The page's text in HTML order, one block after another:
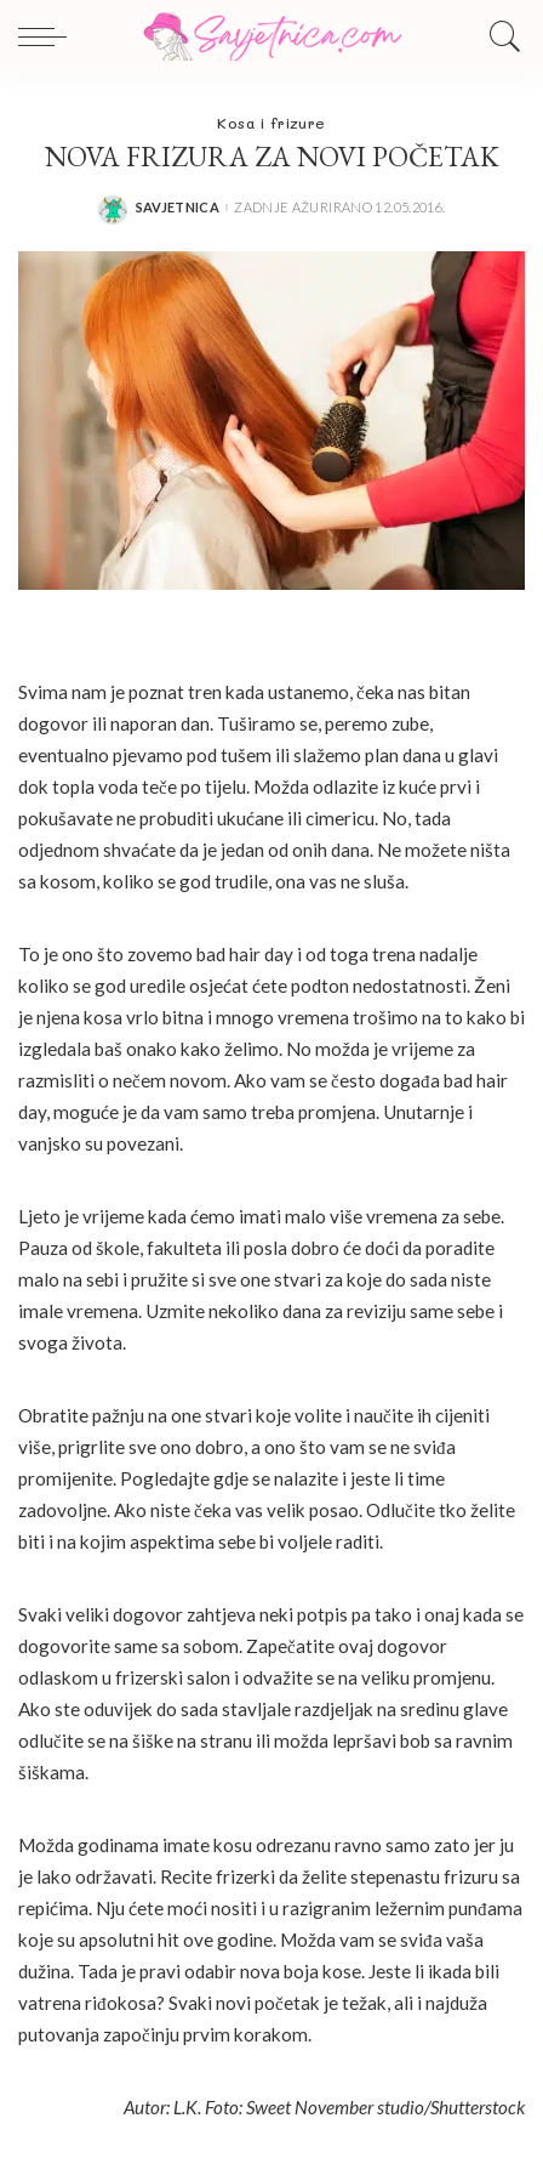
Kosa i frizure
NOVA FRIZURA ZA NOVI POČETAK
POSTED
SAVJETNICA ZADNJE AŽURIRANO 12.05.2016.
Svima nam je poznat tren kada ustanemo, čeka nas bitan
dogovor ili naporan dan. Tuširamo se, peremo zube,
eventualno pjevamo pod tušem ili slažemo plan dana u glavi
dok topla voda teče po tijelu. Možda odlazite iz kuće prvi i
pokušavate ne probuditi ukućane ili cimericu. No, tada
odjednom shvaćate da je jedan od onih dana. Ne možete ništa
sa kosom, koliko se god trudile, ona vas ne sluša.
To je ono što zovemo bad hair day i od toga trena nadalje
koliko se god uredile osjećat ćete podton nedostatnosti. Ženi
je njena kosa vrlo bitna i mnogo vremena trošimo na to kako bi
izgledala baš onako kako želimo. No možda je vrijeme za
razmisliti o nečem novom. Ako vam se često događa bad hair
day, moguće je da vam samo treba promjena. Unutarnje i
vanjsko su povezani.
Ljeto je vrijeme kada ćemo imati malo više vremena za sebe.
Pauza od škole, fakulteta ili posla dobro će doći da poradite
malo na sebi i pružite si sve one stvari za koje do sada niste
imale vremena. Uzmite nekoliko dana za reviziju same sebe i
svoga života.
Obratite pažnju na one stvari koje volite i naučite ih cijeniti
više, prigrlite sve ono dobro, a ono što vam se ne sviđa
promijenite. Pogledajte gdje se nalazite i jeste li time
zadovoljne. Ako niste čeka vas velik posao. Odlučite tko želite
biti i na kojim aspektima sebe bi voljele raditi.
Svaki veliki dogovor zahtjeva neki potpis pa tako i onaj kada se
dogovorite same sa sobom. Zapečatite ovaj dogovor
odlaskom u frizerski salon i odvažite se na veliku promjenu.
Ako ste oduvijek do sada stavljale razdjeljak na sredinu glave
odlučite se na šiške na stranu ili možda lepršavi bob sa ravnim
šiškama.
Možda godinama imate kosu odrezanu ravno samo zato jer ju
je lako održavati. Recite frizerki da želite stepenastu frizuru sa
repićima. Nju ćete moći nositi i u razigranim ležernim punđama
koje su apsolutni hit ove godine. Možda vam se sviđa vaša
dužina. Tada je pravi odabir nova boja kose. Jeste li ikada bili
vatrena riđokosa? Svaki novi početak je težak, ali i najduža
putovanja započinju prvim korakom.
Autor: L.K. Foto: Sweet November studio/Shutterstock